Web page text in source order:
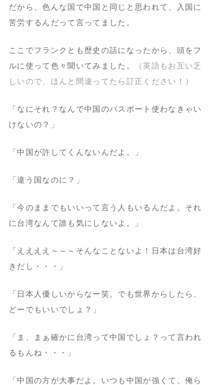
だから、色んな国で中国と同じと思われて、入国に
苦労するんだって言ってました。
ここでフランクとも歴史の話になったから、頭をフ
ルに使って色々聞いてみました。
（英語もお互い乏
しいので、ほんと間違ってたら訂正ください！）
「なにそれ？なんで中国のパスポート使わなきゃい
けないの？」
「中国が許してくんないんだよ。」
「違う国なのに？」
「今のままでもいいって言う人もいるんだよ。それ
に台湾なんて誰も気にしないよ。」
「ええええ～～～そんなことないよ！日本は台湾好
きだし・・・」
「日本人優しいからなー笑。でも世界からしたら、
どーでもいいでしょ？」
「ま、まぁ確かに台湾って中国でしょ？って言われ
るもんね・・・」
「中国の方が大事だよ。いつも中国が強くて、俺ら